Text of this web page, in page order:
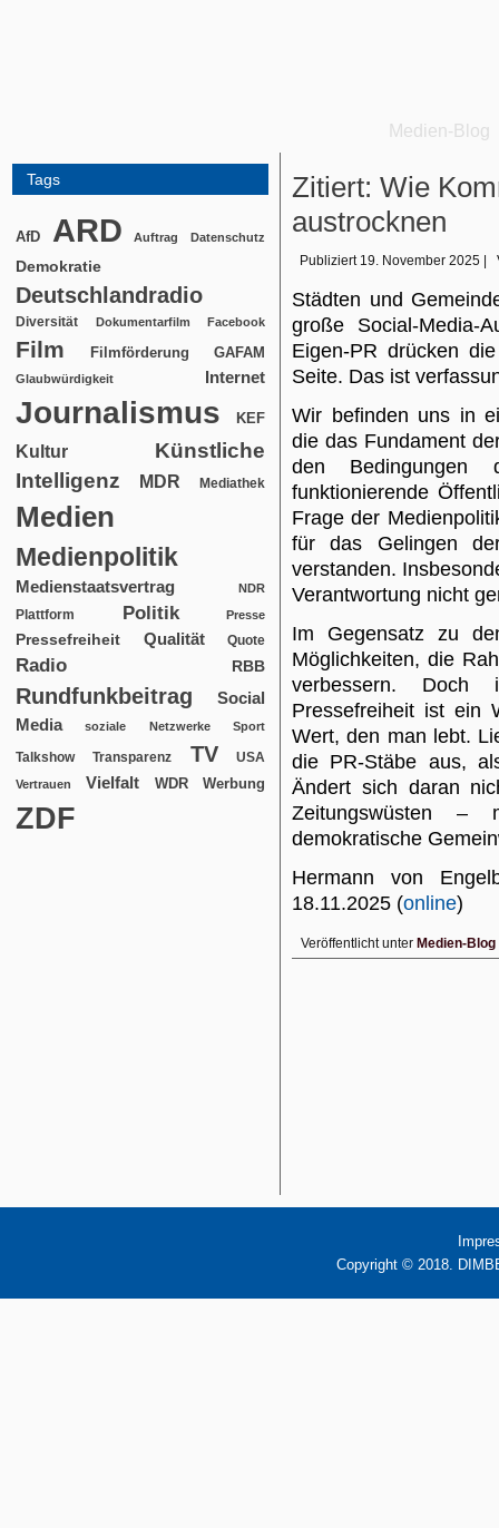
Medien-Blog
Tags
AfD ARD Auftrag Datenschutz
Demokratie
Deutschlandradio
Diversität Dokumentarfilm Facebook
Film Filmförderung GAFAM
Glaubwürdigkeit Internet
Journalismus KEF
Kultur
Künstliche
Intelligenz
MDR Mediathek
Medien
Medienpolitik
Medienstaatsvertrag NDR
Plattform Politik Presse
Pressefreiheit Qualität Quote
Radio RBB
Rundfunkbeitrag
Social
Media
soziale Netzwerke Sport
Talkshow Transparenz TV USA
Vertrauen Vielfalt WDR Werbung
ZDF
Zitiert: Wie
austrocknen
Publiziert 19. November 2025
Städten und
große Social-
Eigen-PR drücken
Seite. Das ist
Wir befinden uns in
die das Fundament
den Bedingungen
funktionierende
Frage der
für das Gelingen
verstanden.
Verantwortung nicht
Im Gegensatz zu
Möglichkeiten, die
verbessern. Doch
Pressefreiheit ist ein
Wert, den man lebt.
die PR-Stäbe aus,
Ändert sich daran
Zeitungswüsten –
demokratische
Hermann von
18.11.2025 (online)
Veröffentlicht unter Medien-Blog
Copyright © 2018.